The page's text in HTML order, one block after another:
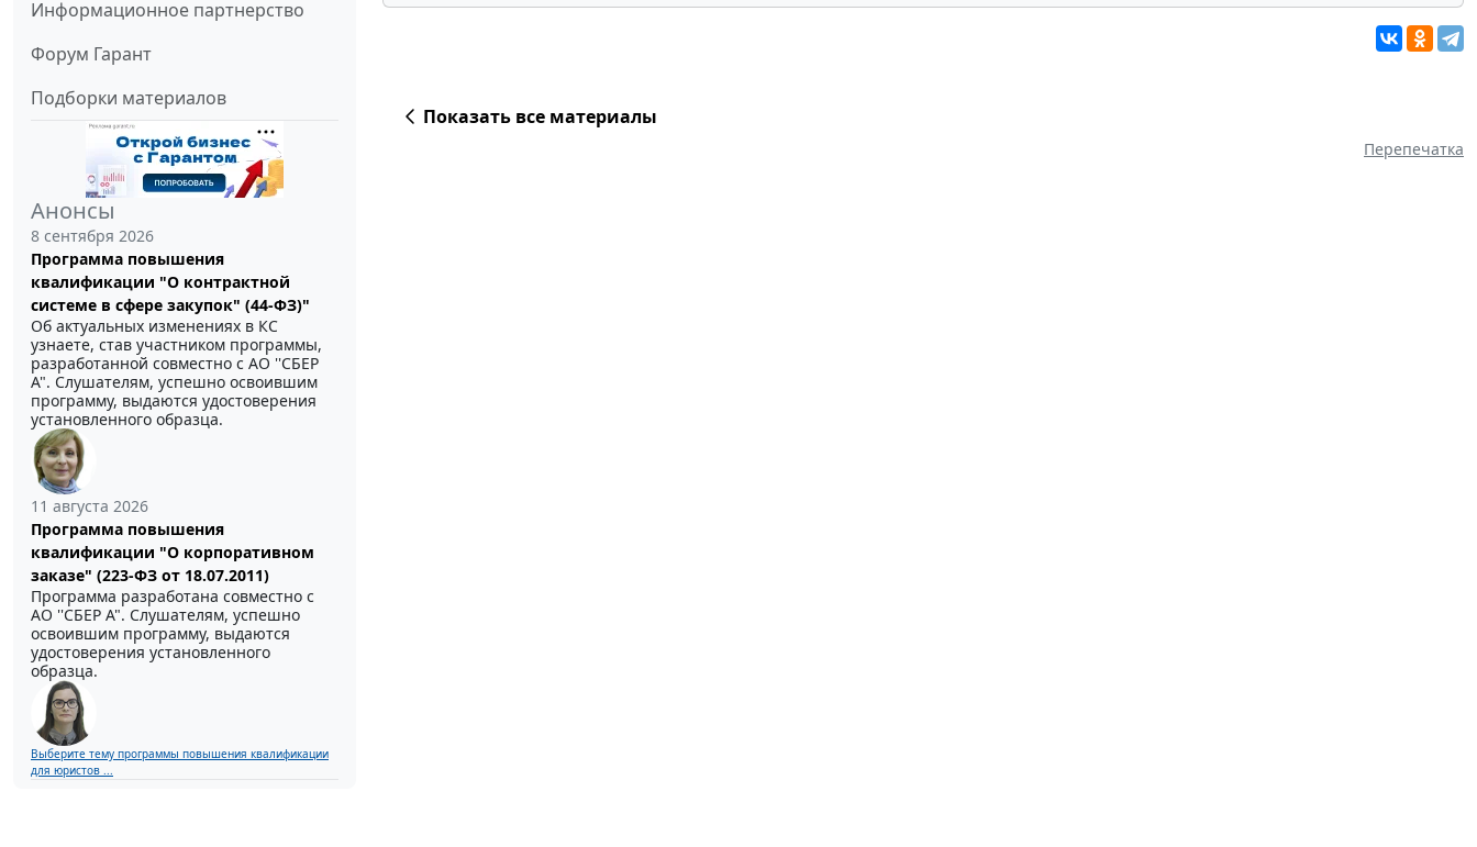
Информационное партнерство
Форум Гарант
Подборки материалов
Анонсы
8 сентября 2026
Программа повышения
квалификации "О контрактной
системе в сфере закупок" (44-ФЗ)"
Об актуальных изменениях в КС
узнаете, став участником программы,
разработанной совместно с АО ''СБЕР
А". Слушателям, успешно освоившим
программу, выдаются удостоверения
установленного образца.
11 августа 2026
Программа повышения
квалификации "О корпоративном
заказе" (223-ФЗ от 18.07.2011)
Программа разработана совместно с
АО ''СБЕР А". Слушателям, успешно
освоившим программу, выдаются
удостоверения установленного
образца.
Выберите тему программы повышения квалификации
для юристов ...
Показать все материалы
Перепечатка